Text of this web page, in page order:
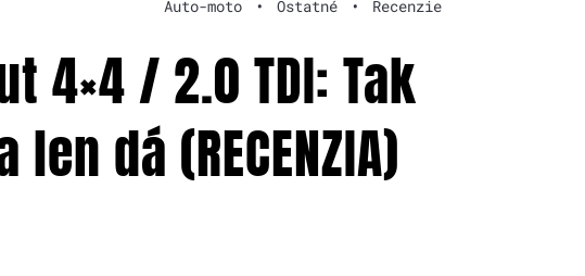
Auto-moto • Ostatné • Recenzie
4×4 / 2.0 TDI: Tak
dá (RECENZIA)